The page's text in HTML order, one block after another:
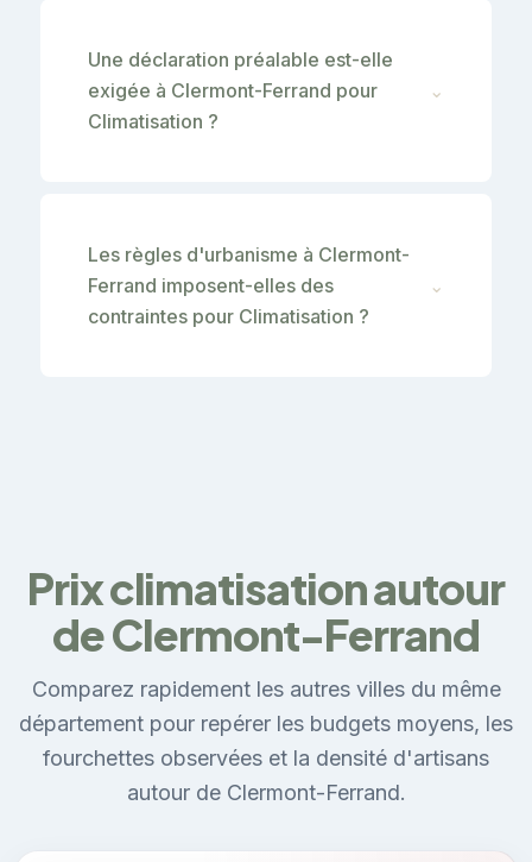
Une déclaration préalable est-elle
exigée à Clermont-Ferrand pour
Climatisation ?
⌄
Les règles d'urbanisme à Clermont-
Ferrand imposent-elles des
contraintes pour Climatisation ?
⌄
Prix climatisation autour
de Clermont-Ferrand
Comparez rapidement les autres villes du même
département pour repérer les budgets moyens, les
fourchettes observées et la densité d'artisans
autour de Clermont-Ferrand.